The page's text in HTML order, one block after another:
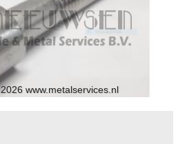
www.metalservices.nl